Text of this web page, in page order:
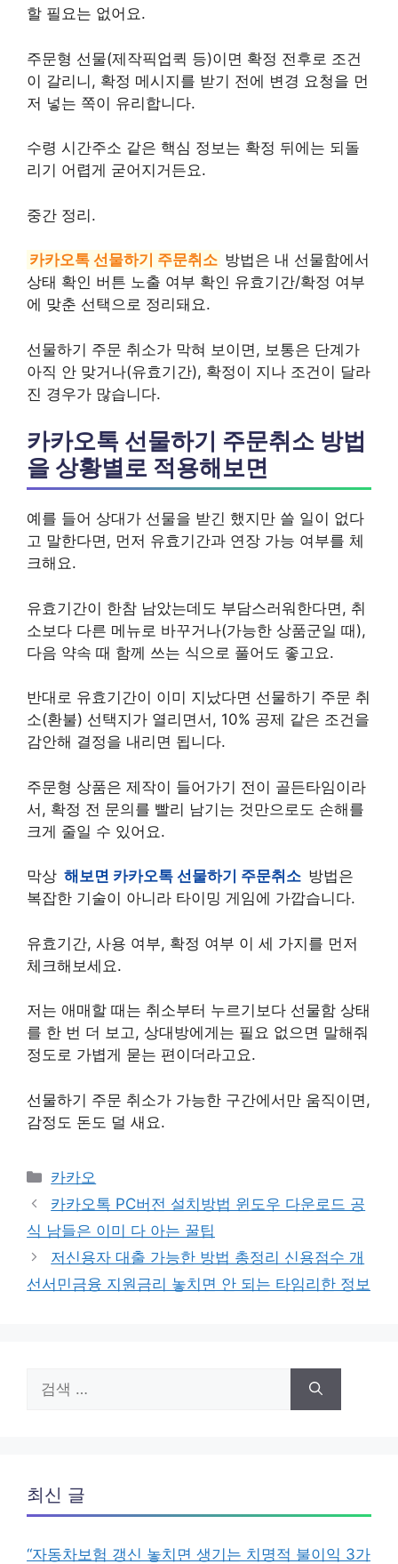
할 필요는 없어요.
주문형 선물(제작픽업퀵 등)이면 확정 전후로 조건
이 갈리니, 확정 메시지를 받기 전에 변경 요청을 먼
저 넣는 쪽이 유리합니다.
수령 시간주소 같은 핵심 정보는 확정 뒤에는 되돌
리기 어렵게 굳어지거든요.
중간 정리.
카카오톡 선물하기 주문취소 방법은 내 선물함에서
상태 확인 버튼 노출 여부 확인 유효기간/확정 여부
에 맞춘 선택으로 정리돼요.
선물하기 주문 취소가 막혀 보이면, 보통은 단계가
아직 안 맞거나(유효기간), 확정이 지나 조건이 달라
진 경우가 많습니다.
카카오톡 선물하기 주문취소 방법
을 상황별로 적용해보면
예를 들어 상대가 선물을 받긴 했지만 쓸 일이 없다
고 말한다면, 먼저 유효기간과 연장 가능 여부를 체
크해요.
유효기간이 한참 남았는데도 부담스러워한다면, 취
소보다 다른 메뉴로 바꾸거나(가능한 상품군일 때),
다음 약속 때 함께 쓰는 식으로 풀어도 좋고요.
반대로 유효기간이 이미 지났다면 선물하기 주문 취
소(환불) 선택지가 열리면서, 10% 공제 같은 조건을
감안해 결정을 내리면 됩니다.
주문형 상품은 제작이 들어가기 전이 골든타임이라
서, 확정 전 문의를 빨리 남기는 것만으로도 손해를
크게 줄일 수 있어요.
막상 해보면 카카오톡 선물하기 주문취소 방법은
복잡한 기술이 아니라 타이밍 게임에 가깝습니다.
유효기간, 사용 여부, 확정 여부 이 세 가지를 먼저
체크해보세요.
저는 애매할 때는 취소부터 누르기보다 선물함 상태
를 한 번 더 보고, 상대방에게는 필요 없으면 말해줘
정도로 가볍게 묻는 편이더라고요.
선물하기 주문 취소가 가능한 구간에서만 움직이면,
감정도 돈도 덜 새요.
카
테
고
리
카카오
카카오톡 PC버전 설치방법 윈도우 다운로드 공
식 남들은 이미 다 아는 꿀팁
저신용자 대출 가능한 방법 총정리 신용점수 개
선서민금융 지원금리 놓치면 안 되는 타임리한 정보
색:
최신 글
“자동차보험 갱신 놓치면 생기는 치명적 불이익 3가